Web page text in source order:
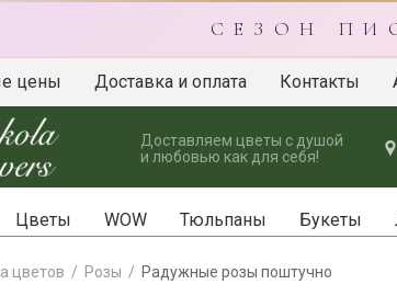
С Е З О Н П И
цены Доставка и оплата Контакты
Доставляем цветы с душой
и любовью как для себя!
Цветы WOW Тюльпаны Букеты
цветов Розы Радужные розы поштучно